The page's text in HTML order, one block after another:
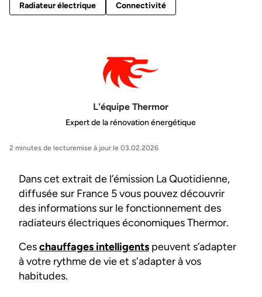
Radiateur électrique
Connectivité
L'équipe Thermor
Expert de la rénovation énergétique
2 minutes de lecturemise à jour le 03.02.2026
Dans cet extrait de l’émission La Quotidienne,
diffusée sur France 5 vous pouvez découvrir
des informations sur le fonctionnement des
radiateurs électriques économiques Thermor.
Ceschauffages intelligents peuvent s’adapter
à votre rythme de vie et s'adapter à vos
habitudes.